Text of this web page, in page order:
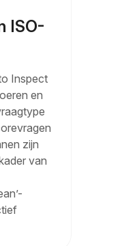
ISO-
Inspect
en
zijn
van